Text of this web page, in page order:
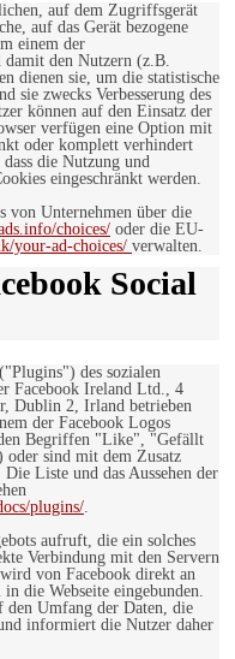
auf dem Zugriffsgerät
auf das Gerät bezogene
einem der
damit den Nutzern (z.B.
dienen sie, um die statistische
sie zwecks Verbesserung des
können auf den Einsatz der
verfügen eine Option mit
oder komplett verhindert
die Nutzung und
eingeschränkt werden.
von Unternehmen über die
choices/ oder die EU-
your-ad-choices/ verwalten.
Social
des sozialen
Facebook Ireland Ltd., 4
Dublin 2, Irland betrieben
der Facebook Logos
Begriffen "Like", "Gefällt
oder sind mit dem Zusatz
Liste und das Aussehen der
plugins/.
aufruft, die ein solches
Verbindung mit den Servern
von Facebook direkt an
die Webseite eingebunden.
den Umfang der Daten, die
informiert die Nutzer daher